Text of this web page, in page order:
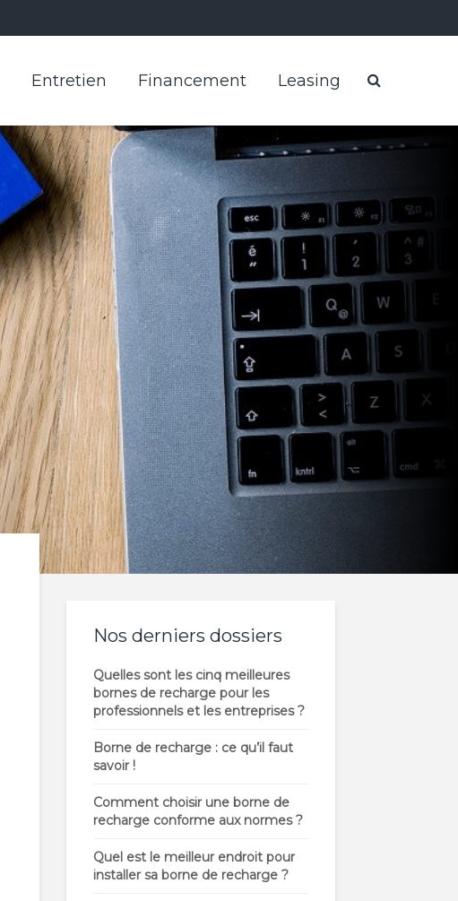
Entretien Financement Leasing
Nos derniers dossiers
Quelles sont les cinq meilleures
bornes de recharge pour les
professionnels et les entreprises ?
Borne de recharge : ce qu’il faut
savoir !
Comment choisir une borne de
recharge conforme aux normes ?
Quel est le meilleur endroit pour
installer sa borne de recharge ?